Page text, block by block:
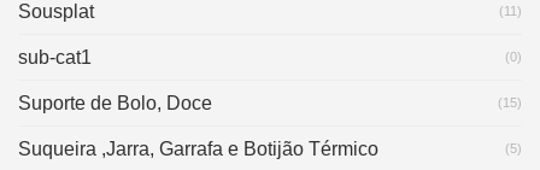
Sousplat (11)
sub-cat1 (0)
Suporte de Bolo, Doce (15)
Suqueira ,Jarra, Garrafa e Botijão Térmico (5)